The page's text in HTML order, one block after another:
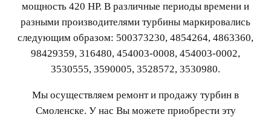
мощность 420 HP. В различные периоды времени и
разными производителями турбины маркировались
следующим образом: 500373230, 4854264, 4863360,
98429359, 316480, 454003-0008, 454003-0002,
3530555, 3590005, 3528572, 3530980.
Мы осуществляем ремонт и продажу турбин в
Смоленске. У нас Вы можете приобрести эту